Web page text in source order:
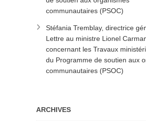
communautaires (PSOC)
Stéfania Tremblay, directrice
Lettre au ministre Lionel
concernant les Travaux
du Programme de soutien aux
communautaires (PSOC)
ARCHIVES